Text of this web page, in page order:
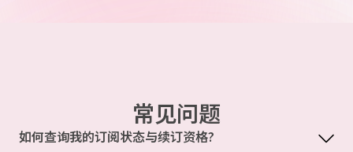
常见问题
如何查询我的订阅状态与续订资格?